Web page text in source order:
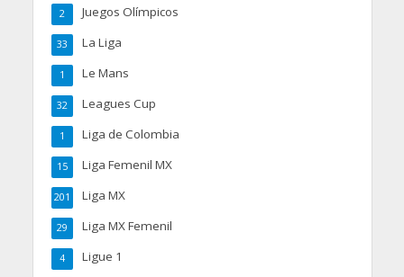
Juegos Olímpicos
2
La Liga
33
Le Mans
1
Leagues Cup
32
Liga de Colombia
1
Liga Femenil MX
15
Liga MX
201
Liga MX Femenil
29
Ligue 1
4